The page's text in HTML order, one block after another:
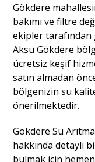
Gökdere
bakımı ve filtre
ekipler
Aksu Gökdere
ücretsiz keşif
satın almadan
bölgenizin su
önerilmektedir.
Gökdere Su
hakkında detaylı
bulmak için